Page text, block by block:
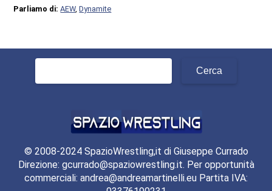
Parliamo di:AEW,Dynamite
© 2008-2024 SpazioWrestling,it di Giuseppe Currado
Direzione: gcurrado@spaziowrestling.it. Per opportunità
commerciali: andrea@andreamartinelli.eu Partita IVA: